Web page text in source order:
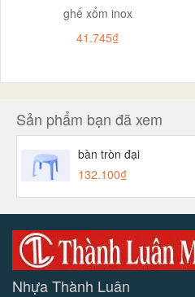
ghế xổm inox
41.745₫
Sản phẩm bạn đã xem
bàn tròn đại
132.100₫
Nhựa Thành Luân